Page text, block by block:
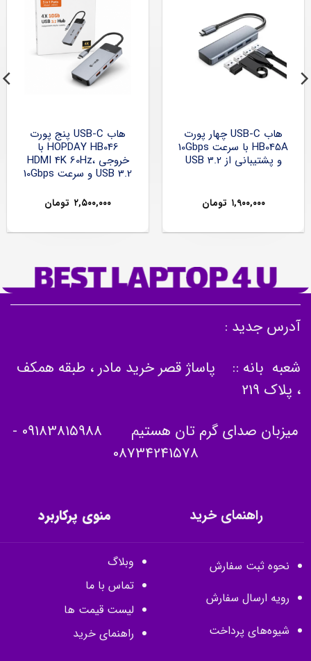
هاب USB-C چهار پورت
HB045A با سرعت 10Gbps
و پشتیبانی از USB 3.2
۱,۹۰۰,۰۰۰ تومان
هاب USB-C پنج پورت
HOPDAY HB046 با
خروجی HDMI 4K 60Hz،
USB 3.2 و سرعت 10Gbps
۲,۵۰۰,۰۰۰ تومان
آدرس جدید :
شعبه بانه :: پاساژ قصر خرید مادر ، طبقه همکف
، پلاک 219
میزبان صدای گرم تان هستیم 09183815988
-
08734241578
راهنمای خرید
نحوه ثبت سفارش
رویه ارسال سفارش
شیوه‌های پرداخت
منوی پرکاربرد
وبلاگ
تماس با ما
لیست قیمت ها
راهنمای خرید